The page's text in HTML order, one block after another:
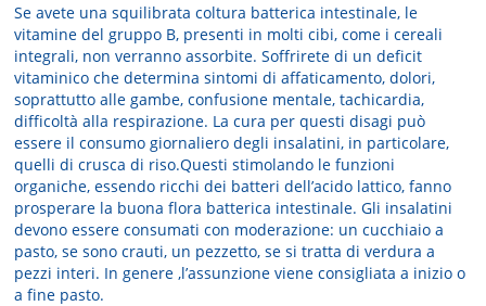
Se avete una squilibrata coltura batterica intestinale, le
vitamine del gruppo B, presenti in molti cibi, come i cereali
integrali, non verranno assorbite. Soffrirete di un deficit
vitaminico che determina sintomi di affaticamento, dolori,
soprattutto alle gambe, confusione mentale, tachicardia,
difficoltà alla respirazione. La cura per questi disagi può
essere il consumo giornaliero degli insalatini, in particolare,
quelli di crusca di riso.Questi stimolando le funzioni
organiche, essendo ricchi dei batteri dell’acido lattico, fanno
prosperare la buona flora batterica intestinale. Gli insalatini
devono essere consumati con moderazione: un cucchiaio a
pasto, se sono crauti, un pezzetto, se si tratta di verdura a
pezzi interi. In genere ,l’assunzione viene consigliata a inizio o
a fine pasto.